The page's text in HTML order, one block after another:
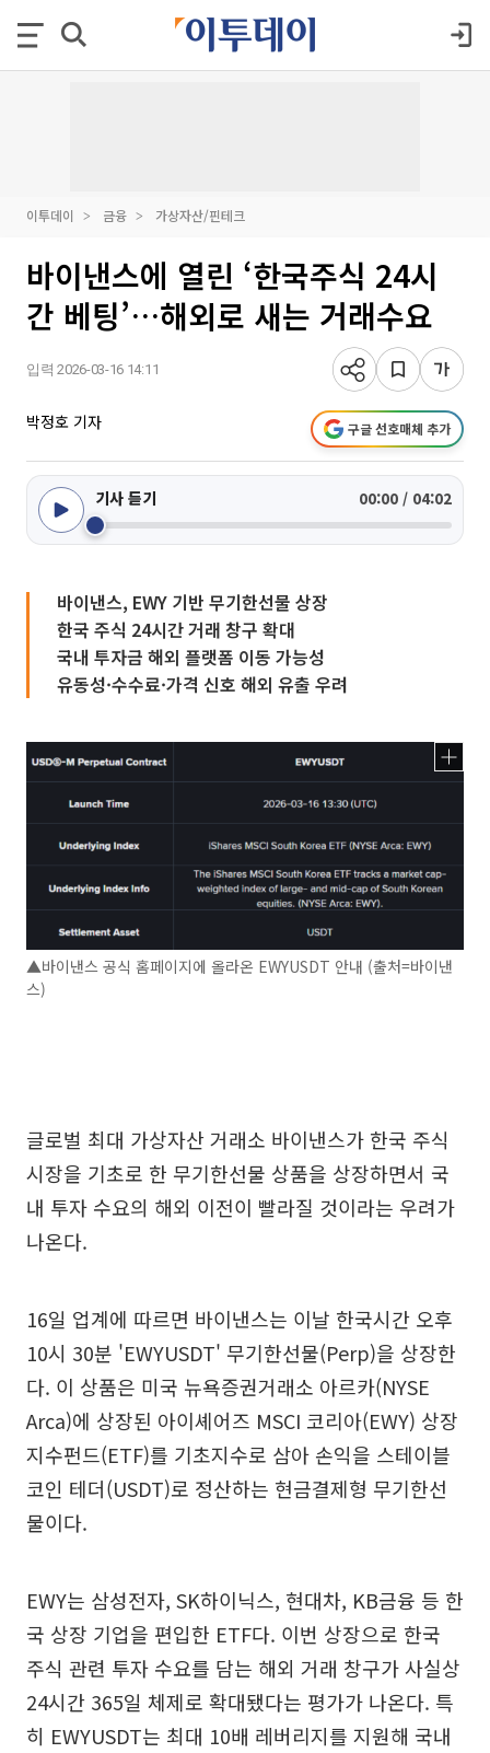
이투데이 금융 가상자산/핀테크
바이낸스에 열린 ‘한국주식 24시
간 베팅’…해외로 새는 거래수요
입력 2026-03-16 14:11
박정호 기자 구글 선호매체 추가
기사 듣기 00:00 / 04:02
바이낸스, EWY 기반 무기한선물 상장
한국 주식 24시간 거래 창구 확대
국내 투자금 해외 플랫폼 이동 가능성
유동성·수수료·가격 신호 해외 유출 우려
▲바이낸스 공식 홈페이지에 올라온 EWYUSDT 안내 (출처=바이낸
스)
글로벌 최대 가상자산 거래소 바이낸스가 한국 주식
시장을 기초로 한 무기한선물 상품을 상장하면서 국
내 투자 수요의 해외 이전이 빨라질 것이라는 우려가
나온다.
16일 업계에 따르면 바이낸스는 이날 한국시간 오후
10시 30분 'EWYUSDT' 무기한선물(Perp)을 상장한
다. 이 상품은 미국 뉴욕증권거래소 아르카(NYSE
Arca)에 상장된 아이셰어즈 MSCI 코리아(EWY) 상장
지수펀드(ETF)를 기초지수로 삼아 손익을 스테이블
코인 테더(USDT)로 정산하는 현금결제형 무기한선
물이다.
EWY는 삼성전자, SK하이닉스, 현대차, KB금융 등 한
국 상장 기업을 편입한 ETF다. 이번 상장으로 한국
주식 관련 투자 수요를 담는 해외 거래 창구가 사실상
24시간 365일 체제로 확대됐다는 평가가 나온다. 특
히 EWYUSDT는 최대 10배 레버리지를 지원해 국내